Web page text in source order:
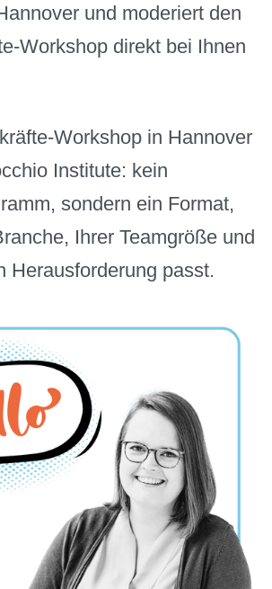
und moderiert den
Workshop direkt bei Ihnen
Workshop in Hannover
Institute: kein
sondern ein Format,
Ihrer Teamgröße und
Herausforderung passt.